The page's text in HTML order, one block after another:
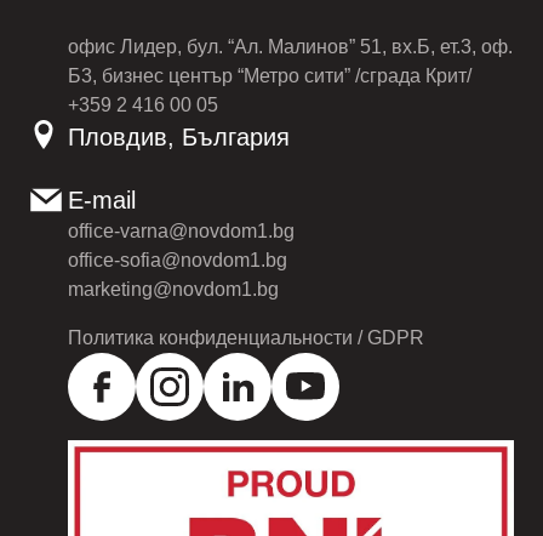
офис Лидер, бул. “Ал. Малинов” 51, вх.Б, ет.3, оф.
Б3, бизнес център “Метро сити” /сграда Крит/
+359 2 416 00 05
Пловдив, България
E-mail
office-varna@novdom1.bg
office-sofia@novdom1.bg
marketing@novdom1.bg
Политика конфиденциальности / GDPR